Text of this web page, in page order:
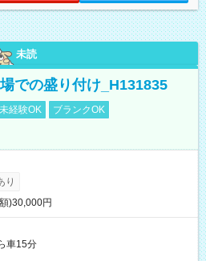
未読
での盛り付け_H131835
経験OK
ブランクOK
り
)30,000円
車15分